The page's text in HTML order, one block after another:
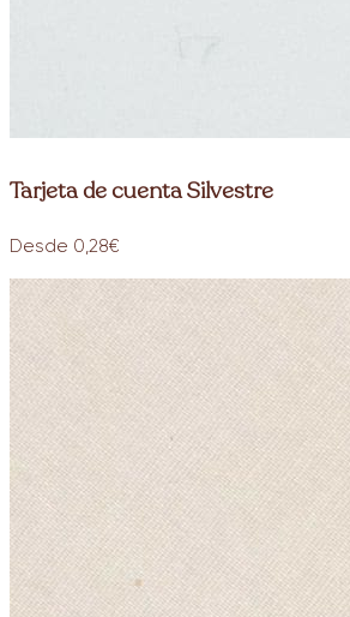
Tarjeta de cuenta Silvestre
Desde 0,28€